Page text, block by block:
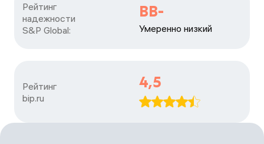
Рейтинг
надежности
S&P Global:
BB-
Умеренно низкий
Рейтинг
bip.ru
4,5